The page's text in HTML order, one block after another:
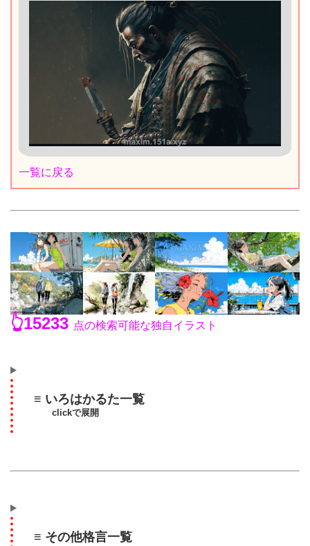
一覧に戻る
👆15233 点の検索可能な独自イラスト
≡ いろはかるた一覧
clickで展開
≡ その他格言一覧